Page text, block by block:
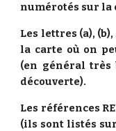
numérotés sur la
Les lettres (a),
la carte où on
(en général très
découverte).
Les références
(ils sont listés